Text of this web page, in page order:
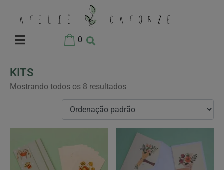
0
KITS
Mostrando todos os 8 resultados